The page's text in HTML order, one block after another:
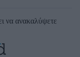
να ανακαλύψετε